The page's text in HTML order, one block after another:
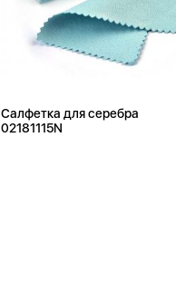
Салфетка для серебра
02181115N